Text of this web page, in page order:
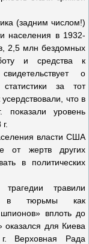
(задним числом!)
населения в 1932-
2,5 млн бездомных
и средства к
о
статистики за тот
что в
показали уровень
власти США
от жертв других
в политических
травили
в тюрьмы как
шпионов» вплоть до
оказался для Киева
Верховная Рада